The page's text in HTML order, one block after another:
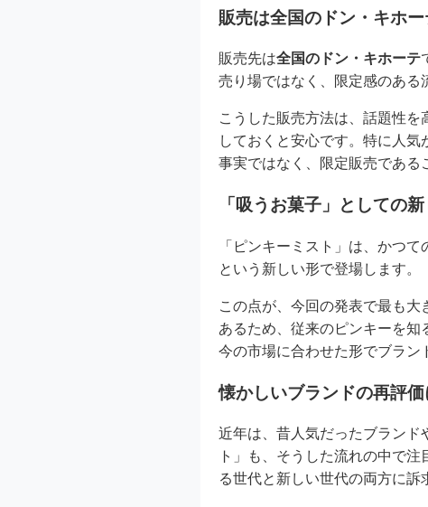
販売は全国のドン・キホ
販売先は全国のドン・キホーテ
売り場ではなく、限定感のある
こうした販売方法は、話題性
しておくと安心です。特に人
事実ではなく、限定販売である
「吸うお菓子」としての
「ピンキーミスト」は、かつ
という新しい形で登場します。
この点が、今回の発表で最も
あるため、従来のピンキーを知
今の市場に合わせた形でブラン
懐かしいブランドの再評
近年は、昔人気だったブランド
ト」も、そうした流れの中で
る世代と新しい世代の両方に訴